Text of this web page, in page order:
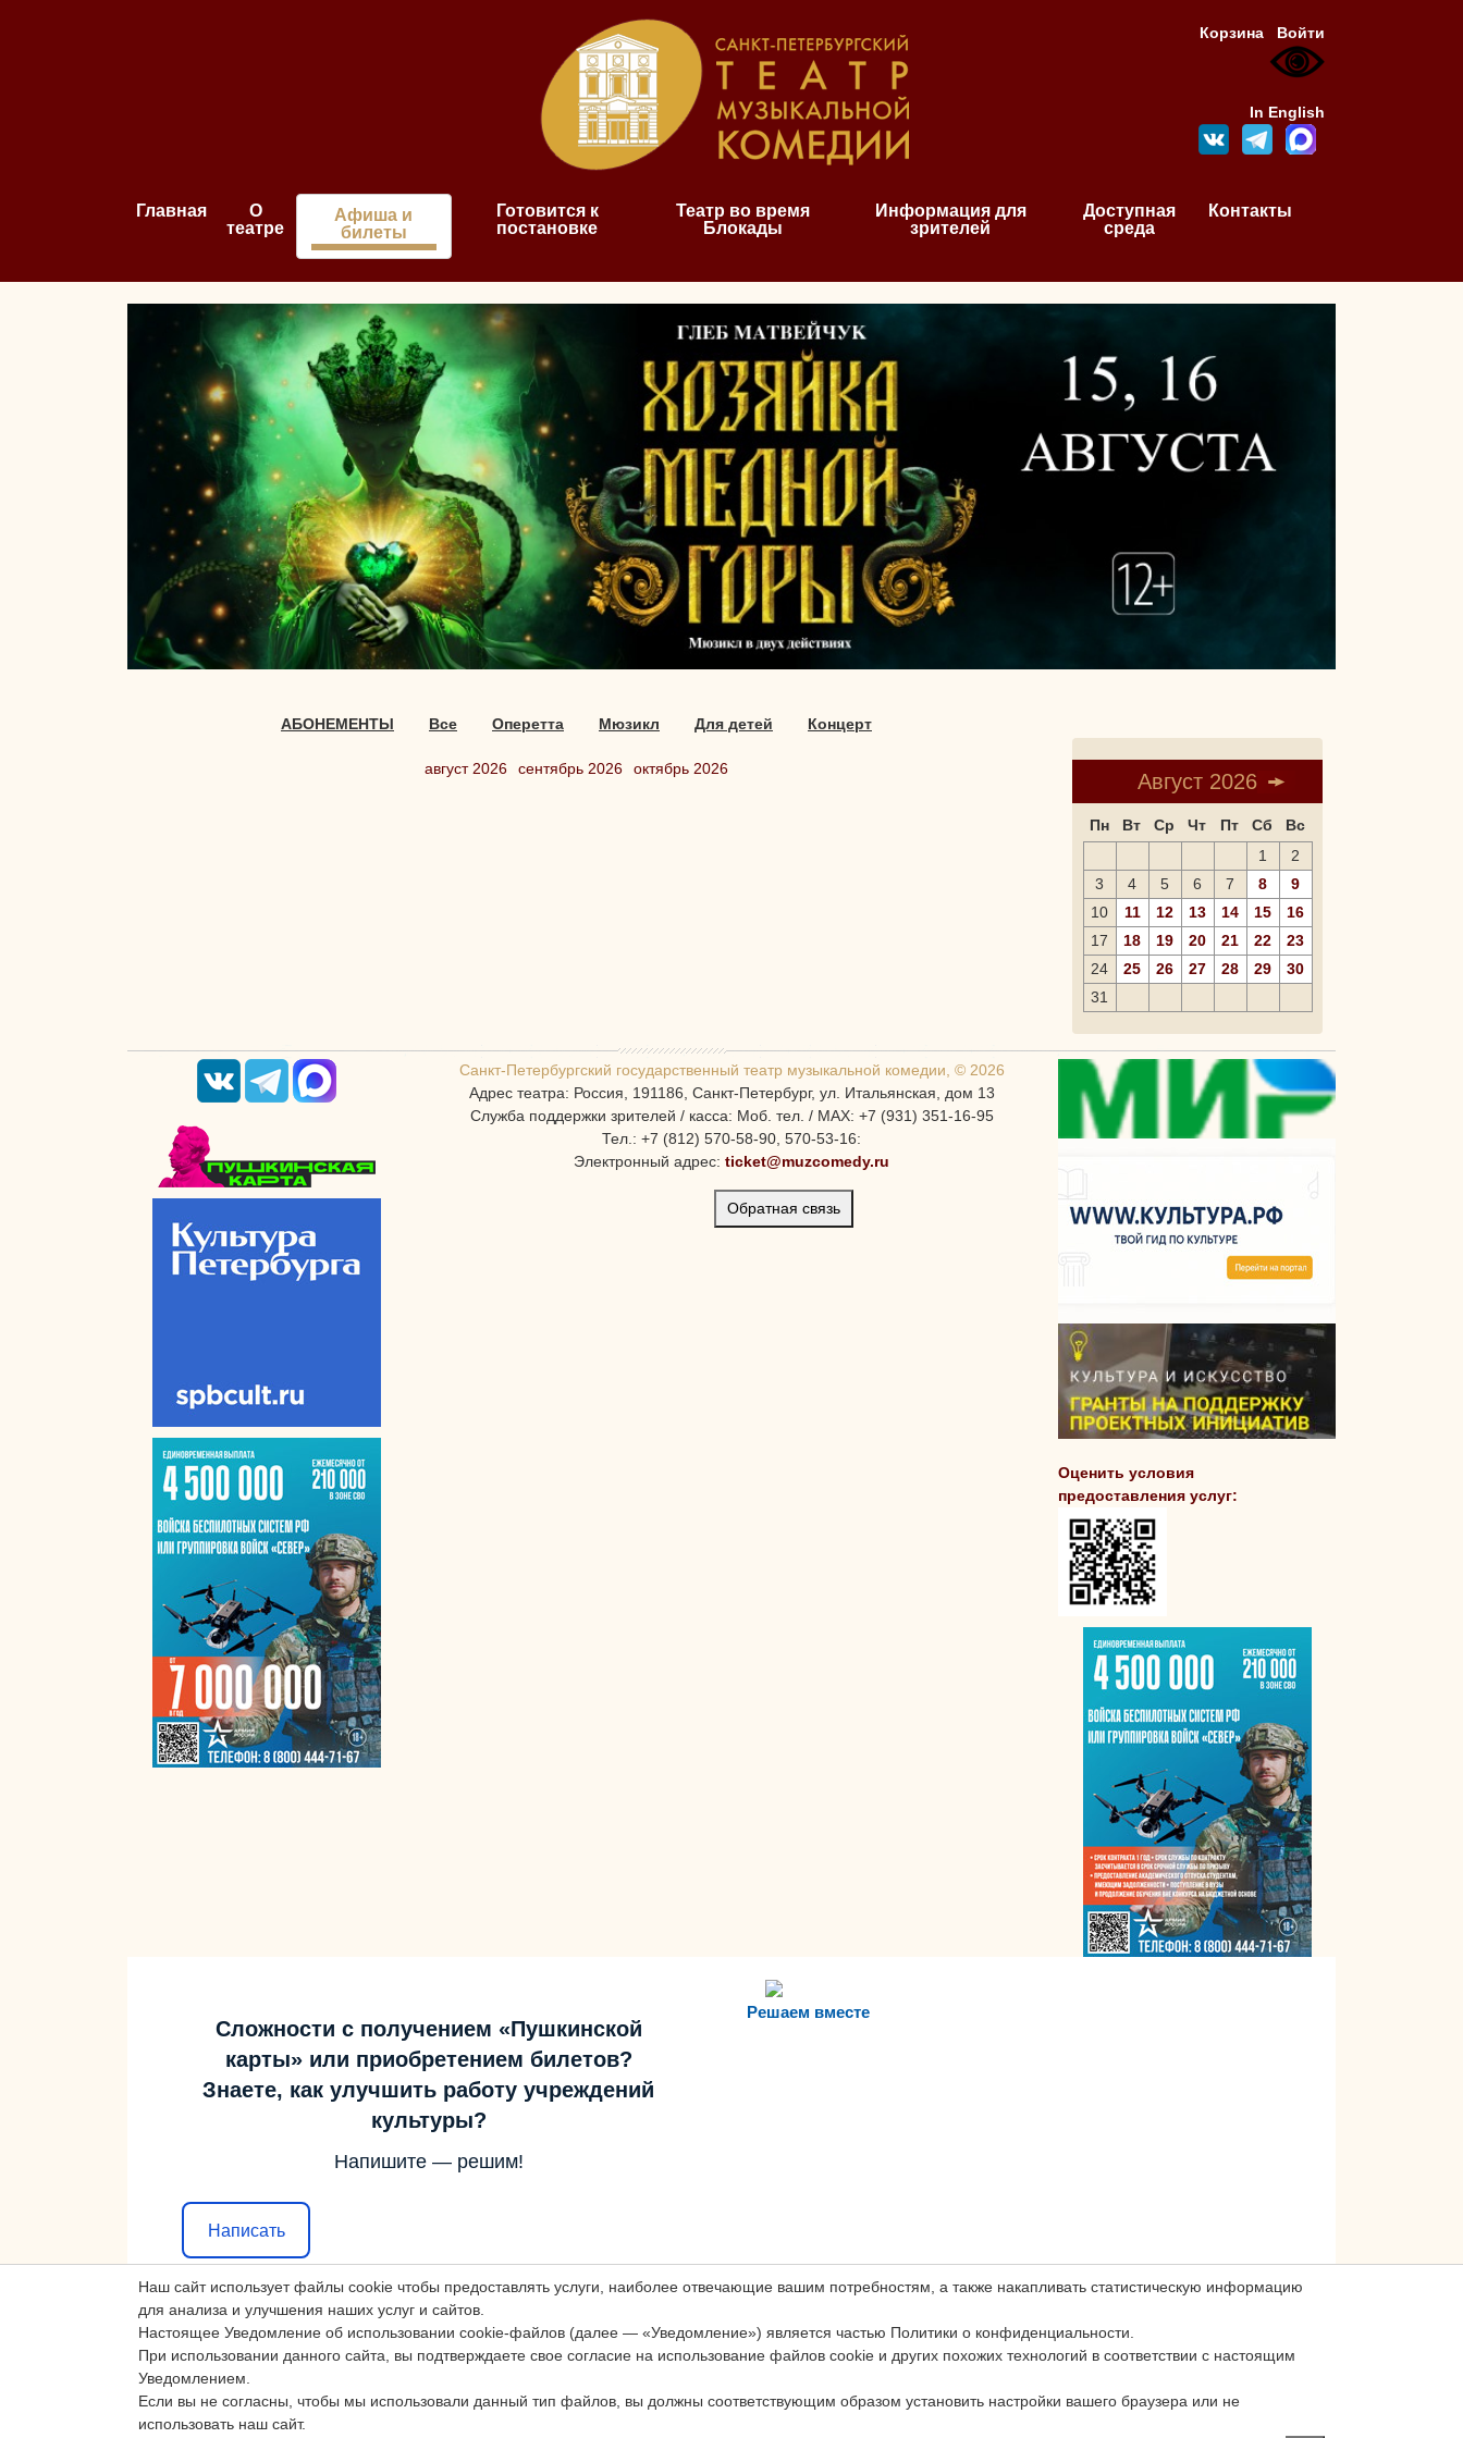
Наш сайт использует файлы cookie чтобы предоставлять услуги, наиболее отвечающие вашим потребностям, а также накапливать статистическую информацию
для анализа и улучшения наших услуг и сайтов.
Настоящее Уведомление об использовании cookie-файлов (далее — «Уведомление») является частью Политики о конфиденциальности.
При использовании данного сайта, вы подтверждаете свое согласие на использование файлов cookie и других похожих технологий в соответствии с настоящим
Уведомлением.
Если вы не согласны, чтобы мы использовали данный тип файлов, вы должны соответствующим образом установить настройки вашего браузера или не
использовать наш сайт.
Корзина Войти
In English
Главная
О
театре
Афиша и
билеты
Готовится к
постановке
Театр во время
Блокады
Информация для
зрителей
Доступная
среда
Контакты
АБОНЕМЕНТЫ Все Оперетта Мюзикл Для детей Концерт
август 2026 сентябрь 2026 октябрь 2026
Август 2026
Пн Вт Ср Чт Пт Сб
Вс
1
2
3
4 5 6 7 8
9
10
11 12 13 14 15
16
17
18 19 20 21 22
23
24
25 26 27 28 29
30
31
Санкт-Петербургcкий государственный театр музыкальной комедии, © 2026
Адрес театра: Россия, 191186, Санкт-Петербург, ул. Итальянская, дом 13
Служба поддержки зрителей / касса: Моб. тел. / MAX: +7 (931) 351-16-95
Тел.: +7 (812) 570-58-90, 570-53-16:
Электронный адрес: ticket@muzcomedy.ru
Обратная связь
Оценить условия
предоставления услуг:
Решаем вместе
Сложности с получением «Пушкинской
карты» или приобретением билетов?
Знаете, как улучшить работу учреждений
культуры?
Напишите — решим!
Написать